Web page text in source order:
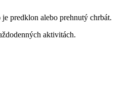
predklon alebo prehnutý chrbát.
aktivitách.